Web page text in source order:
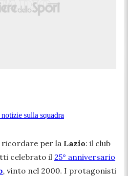
sulla squadra
per la Lazio: il club
celebrato il 25° anniversario
, vinto nel 2000. I protagonisti